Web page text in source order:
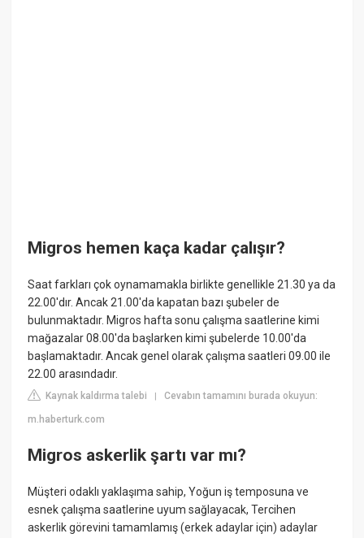
Migros hemen kaça kadar çalışır?
Saat farkları çok oynamamakla birlikte genellikle 21.30 ya da
22.00'dır. Ancak 21.00'da kapatan bazı şubeler de
bulunmaktadır. Migros hafta sonu çalışma saatlerine kimi
mağazalar 08.00'da başlarken kimi şubelerde 10.00'da
başlamaktadır. Ancak genel olarak çalışma saatleri 09.00 ile
22.00 arasındadır.
Kaynak kaldırma talebi |Cevabın tamamını burada okuyun:
m.haberturk.com
Migros askerlik şartı var mı?
Müşteri odaklı yaklaşıma sahip, Yoğun iş temposuna ve
esnek çalışma saatlerine uyum sağlayacak, Tercihen
askerlik görevini tamamlamış (erkek adaylar için) adaylar